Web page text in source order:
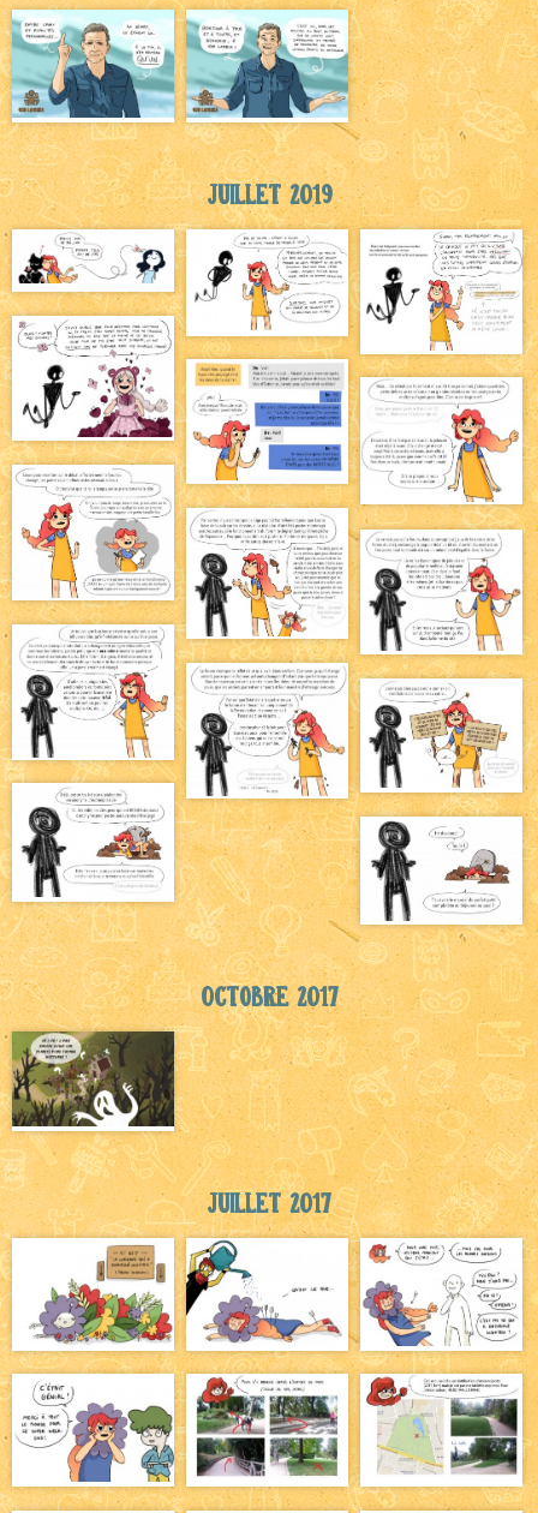
Juillet 2019
Octobre 2017
Juillet 2017